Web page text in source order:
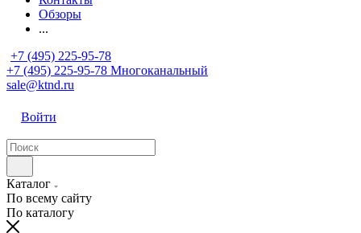
Обзоры
...
+7 (495) 225-95-78
+7 (495) 225-95-78 Многоканальный
sale@ktnd.ru
Войти
Каталог
По всему сайту
По каталогу